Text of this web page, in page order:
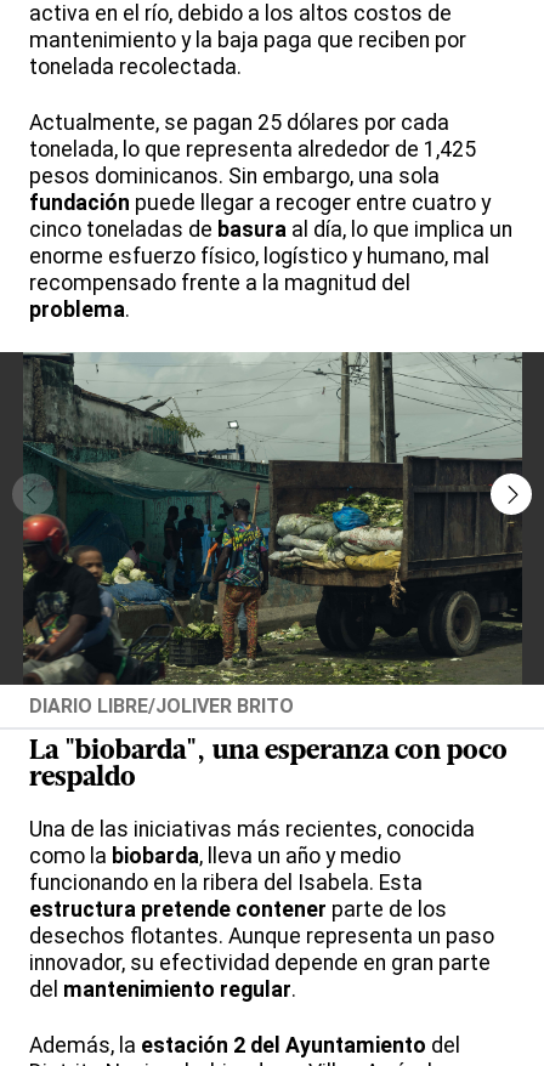
activa en el río, debido a los altos costos de
mantenimiento y la baja paga que reciben por
tonelada recolectada.
Actualmente, se pagan 25 dólares por cada
tonelada, lo que representa alrededor de 1,425
pesos dominicanos. Sin embargo, una sola
fundación puede llegar a recoger entre cuatro y
cinco toneladas de basura al día, lo que implica un
enorme esfuerzo físico, logístico y humano, mal
recompensado frente a la magnitud del
problema.
DIARIO LIBRE/JOLIVER BRITO
La "biobarda", una esperanza con poco
respaldo
Una de las iniciativas más recientes, conocida
como la biobarda, lleva un año y medio
funcionando en la ribera del Isabela. Esta
estructura pretende contener parte de los
desechos flotantes. Aunque representa un paso
innovador, su efectividad depende en gran parte
del mantenimiento regular.
Además, la estación 2 del Ayuntamiento del